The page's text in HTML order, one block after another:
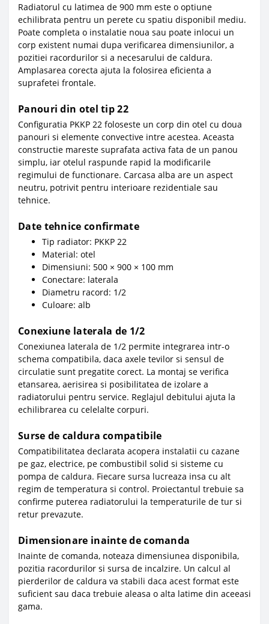
Radiatorul cu latimea de 900 mm este o optiune
echilibrata pentru un perete cu spatiu disponibil mediu.
Poate completa o instalatie noua sau poate inlocui un
corp existent numai dupa verificarea dimensiunilor, a
pozitiei racordurilor si a necesarului de caldura.
Amplasarea corecta ajuta la folosirea eficienta a
suprafetei frontale.
Panouri din otel tip 22
Configuratia PKKP 22 foloseste un corp din otel cu doua
panouri si elemente convective intre acestea. Aceasta
constructie mareste suprafata activa fata de un panou
simplu, iar otelul raspunde rapid la modificarile
regimului de functionare. Carcasa alba are un aspect
neutru, potrivit pentru interioare rezidentiale sau
tehnice.
Date tehnice confirmate
Tip radiator: PKKP 22
Material: otel
Dimensiuni: 500 × 900 × 100 mm
Conectare: laterala
Diametru racord: 1/2
Culoare: alb
Conexiune laterala de 1/2
Conexiunea laterala de 1/2 permite integrarea intr-o
schema compatibila, daca axele tevilor si sensul de
circulatie sunt pregatite corect. La montaj se verifica
etansarea, aerisirea si posibilitatea de izolare a
radiatorului pentru service. Reglajul debitului ajuta la
echilibrarea cu celelalte corpuri.
Surse de caldura compatibile
Compatibilitatea declarata acopera instalatii cu cazane
pe gaz, electrice, pe combustibil solid si sisteme cu
pompa de caldura. Fiecare sursa lucreaza insa cu alt
regim de temperatura si control. Proiectantul trebuie sa
confirme puterea radiatorului la temperaturile de tur si
retur prevazute.
Dimensionare inainte de comanda
Inainte de comanda, noteaza dimensiunea disponibila,
pozitia racordurilor si sursa de incalzire. Un calcul al
pierderilor de caldura va stabili daca acest format este
suficient sau daca trebuie aleasa o alta latime din aceeasi
gama.